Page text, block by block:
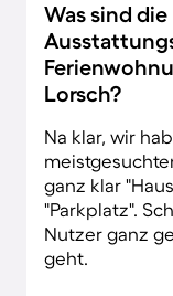
Was sind
Lorsch?
Na klar, wir
ganz klar
"Parkplatz".
Nutzer ganz
geht.